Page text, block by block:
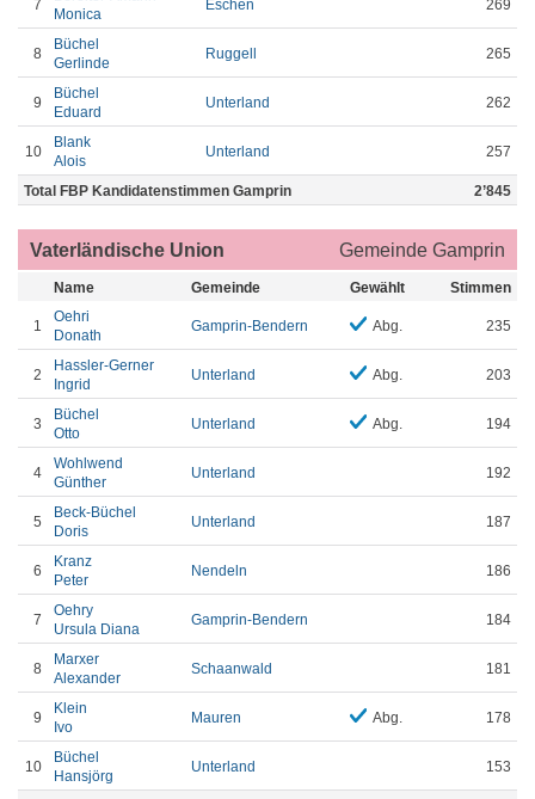
7
Monica
Eschen 269
8
Büchel
Gerlinde
Ruggell 265
9
Büchel
Eduard
Unterland 262
10
Blank
Alois
Unterland 257
Total FBP Kandidatenstimmen Gamprin 2’845
Vaterländische Union Gemeinde Gamprin
Name Gemeinde Gewählt Stimmen
1
Oehri
Donath
Gamprin-Bendern Abg. 235
2
Hassler-Gerner
Ingrid
Unterland Abg. 203
3
Büchel
Otto
Unterland Abg. 194
4
Wohlwend
Günther
Unterland 192
5
Beck-Büchel
Doris
Unterland 187
6
Kranz
Peter
Nendeln 186
7
Oehry
Ursula Diana
Gamprin-Bendern 184
8
Marxer
Alexander
Schaanwald 181
9
Klein
Ivo
Mauren Abg. 178
10
Büchel
Hansjörg
Unterland 153